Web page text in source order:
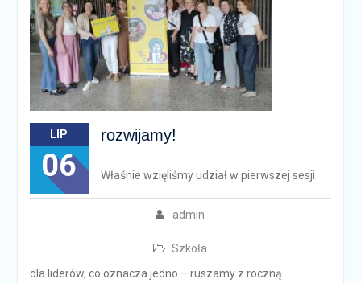
LIP
06
rozwijamy!
admin
Szkoła
Właśnie wzięliśmy udział w pierwszej sesji
dla liderów, co oznacza jedno – ruszamy z roczną